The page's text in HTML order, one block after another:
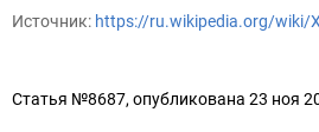
Источник: https://ru.wikipedia.org/wiki/
Статья №8687, опубликована 23 ноя